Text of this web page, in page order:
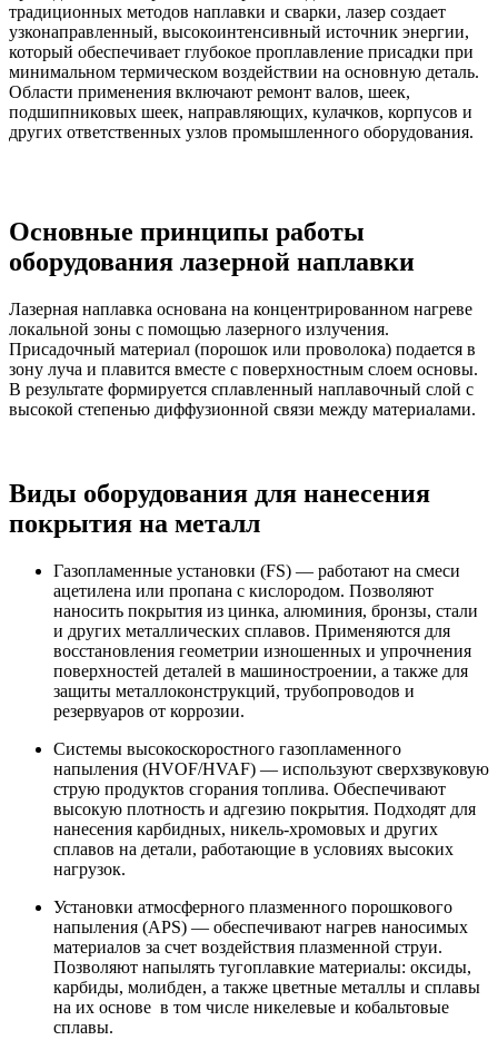
традиционных методов наплавки и сварки, лазер создает
узконаправленный, высокоинтенсивный источник энергии,
который обеспечивает глубокое проплавление присадки при
минимальном термическом воздействии на основную деталь.
Области применения включают ремонт валов, шеек,
подшипниковых шеек, направляющих, кулачков, корпусов и
других ответственных узлов промышленного оборудования.
Основные принципы работы
оборудования лазерной наплавки
Лазерная наплавка основана на концентрированном нагреве
локальной зоны с помощью лазерного излучения.
Присадочный материал (порошок или проволока) подается в
зону луча и плавится вместе с поверхностным слоем основы.
В результате формируется сплавленный наплавочный слой с
высокой степенью диффузионной связи между материалами.
Виды оборудования для нанесения
покрытия на металл
Газопламенные установки (FS) — работают на смеси
ацетилена или пропана с кислородом. Позволяют
наносить покрытия из цинка, алюминия, бронзы, стали
и других металлических сплавов. Применяются для
восстановления геометрии изношенных и упрочнения
поверхностей деталей в машиностроении, а также для
защиты металлоконструкций, трубопроводов и
резервуаров от коррозии.
Системы высокоскоростного газопламенного
напыления (HVOF/HVAF) — используют сверхзвуковую
струю продуктов сгорания топлива. Обеспечивают
высокую плотность и адгезию покрытия. Подходят для
нанесения карбидных, никель-хромовых и других
сплавов на детали, работающие в условиях высоких
нагрузок.
Установки атмосферного плазменного порошкового
напыления (APS) — обеспечивают нагрев наносимых
материалов за счет воздействия плазменной струи.
Позволяют напылять тугоплавкие материалы: оксиды,
карбиды, молибден, а также цветные металлы и сплавы
на их основе в том числе никелевые и кобальтовые
сплавы.